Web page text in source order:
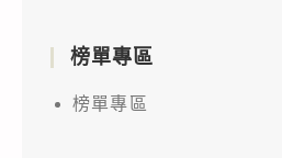
榜單專區
榜單專區